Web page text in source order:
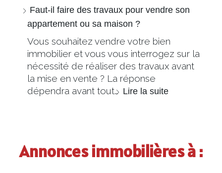
Faut-il faire des travaux pour vendre son
appartement ou sa maison ?
Vous souhaitez vendre votre bien
immobilier et vous vous interrogez sur la
nécessité de réaliser des travaux avant
la mise en vente ? La réponse
dépendra avant tout… Lire la suite
Annonces immobilières à :